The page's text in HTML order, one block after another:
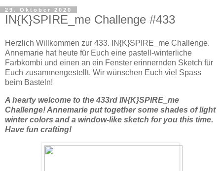
29. Oktober 2020
IN{K}SPIRE_me Challenge #433
Herzlich Willkommen zur 433. IN{K}SPIRE_me Challenge.
Annemarie hat heute für Euch eine pastell-winterliche
Farbkombi und einen an ein Fenster erinnernden Sketch für
Euch zusammengestellt. Wir wünschen Euch viel Spass
beim Basteln!
A hearty welcome to the 433rd IN{K}SPIRE_me
Challenge! Annemarie put together some shades of light
winter colors and a window-like sketch for you this time.
Have fun crafting!